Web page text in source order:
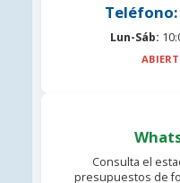
Teléfono:
Lun-Sáb:
Consulta el
presupuestos de